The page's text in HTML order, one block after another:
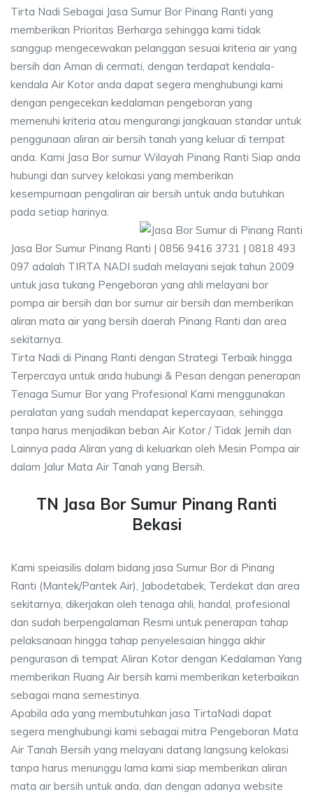
Tirta Nadi Sebagai Jasa Sumur Bor Pinang Ranti yang
memberikan Prioritas Berharga sehingga kami tidak
sanggup mengecewakan pelanggan sesuai kriteria air yang
bersih dan Aman di cermati, dengan terdapat kendala-
kendala Air Kotor anda dapat segera menghubungi kami
dengan pengecekan kedalaman pengeboran yang
memenuhi kriteria atau mengurangi jangkauan standar untuk
penggunaan aliran air bersih tanah yang keluar di tempat
anda. Kami Jasa Bor sumur Wilayah Pinang Ranti Siap anda
hubungi dan survey kelokasi yang memberikan
kesempurnaan pengaliran air bersih untuk anda butuhkan
pada setiap harinya.
Jasa Bor Sumur Pinang Ranti | 0856 9416 3731 | 0818 493
097 adalah TIRTA NADI sudah melayani sejak tahun 2009
untuk jasa tukang Pengeboran yang ahli melayani bor
pompa air bersih dan bor sumur air bersih dan memberikan
aliran mata air yang bersih daerah Pinang Ranti dan area
sekitarnya.
Tirta Nadi di Pinang Ranti dengan Strategi Terbaik hingga
Terpercaya untuk anda hubungi & Pesan dengan penerapan
Tenaga Sumur Bor yang Profesional Kami menggunakan
peralatan yang sudah mendapat kepercayaan, sehingga
tanpa harus menjadikan beban Air Kotor / Tidak Jernih dan
Lainnya pada Aliran yang di keluarkan oleh Mesin Pompa air
dalam Jalur Mata Air Tanah yang Bersih.
TN Jasa Bor Sumur Pinang Ranti
Bekasi
Kami speiasilis dalam bidang jasa Sumur Bor di Pinang
Ranti (Mantek/Pantek Air), Jabodetabek, Terdekat dan area
sekitarnya, dikerjakan oleh tenaga ahli, handal, profesional
dan sudah berpengalaman Resmi untuk penerapan tahap
pelaksanaan hingga tahap penyelesaian hingga akhir
pengurasan di tempat Aliran Kotor dengan Kedalaman Yang
memberikan Ruang Air bersih kami memberikan keterbaikan
sebagai mana semestinya.
Apabila ada yang membutuhkan jasa TirtaNadi dapat
segera menghubungi kami sebagai mitra Pengeboran Mata
Air Tanah Bersih yang melayani datang langsung kelokasi
tanpa harus menunggu lama kami siap memberikan aliran
mata air bersih untuk anda, dan dengan adanya website